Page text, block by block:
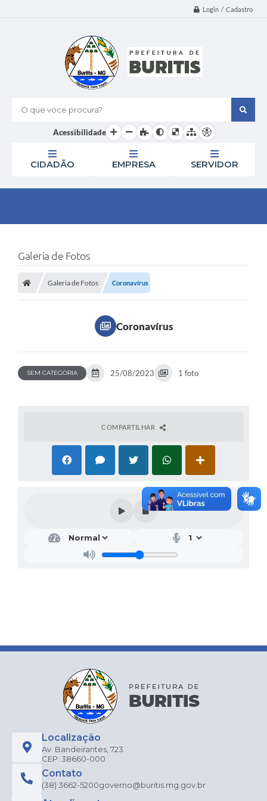
Login / Cadastro
O que voce procura?
Acessibilidade
CIDADÃO EMPRESA SERVIDOR
Galeria de Fotos
Galeria de Fotos Coronavírus
Coronavírus
SEM CATEGORIA 25/08/2023 1 foto
COMPARTILHAR
Localização
Av. Bandeirantes, 723
CEP: 38660-000
Contato
(38) 3662-5200governo@buritis.mg.gov.br